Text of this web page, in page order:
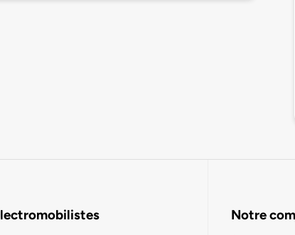
Notre